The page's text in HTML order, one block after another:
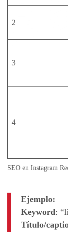
2
3
4
SEO en Instagram
Ejemplo:
Keyword:
Título/